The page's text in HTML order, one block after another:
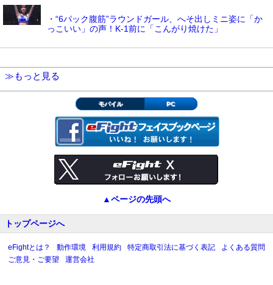
・“6パック腹筋”ラウンドガール、へそ出しミニ姿に「か
っこいい」の声！K-1前に「こんがり焼けた」
≫もっと見る
モバイル PC
▲ページの先頭へ
トップページへ
eFightとは？ 動作環境 利用規約 特定商取引法に基づく表記
よくある質問
ご意見・ご要望
運営会社